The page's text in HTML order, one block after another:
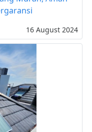
16 August 2024